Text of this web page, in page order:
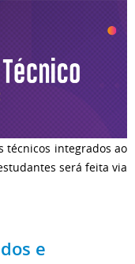
técnicos integrados ao
será feita via
e